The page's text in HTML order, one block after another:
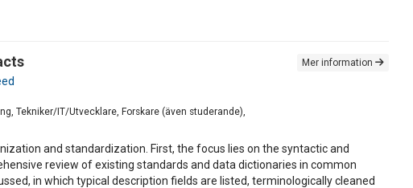
Tekniker/IT/Utvecklare, Forskare (även studerande),
Mer information
and standardization. First, the focus lies on the syntactic and
review of existing standards and data dictionaries in common
in which typical description fields are listed, terminologically cleaned